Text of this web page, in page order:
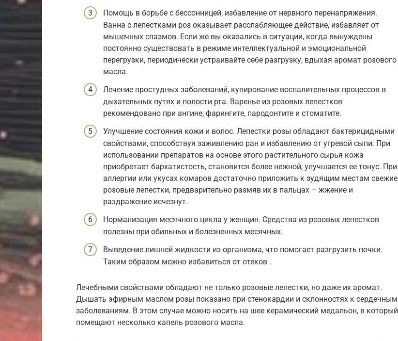
Помощь в борьбе с бессонницей, избавление от нервного перенапряжения.
Ванна с лепестками роз оказывает расслабляющее действие, избавляет от
мышечных спазмов. Если же вы оказались в ситуации, когда вынуждены
постоянно существовать в режиме интеллектуальной и эмоциональной
перегрузки, периодически устраивайте себе разгрузку, вдыхая аромат розового
масла.
Лечение простудных заболеваний, купирование воспалительных процессов в
дыхательных путях и полости рта. Варенье из розовых лепестков
рекомендовано при ангине, фарингите, пародонтите и стоматите.
Улучшение состояния кожи и волос. Лепестки розы обладают бактерицидными
свойствами, способствуя заживлению ран и избавлению от угревой сыпи. При
использовании препаратов на основе этого растительного сырья кожа
приобретает бархатистость, становится более нежной, улучшается ее тонус. При
аллергии или укусах комаров достаточно приложить к зудящим местам свежие
розовые лепестки, предварительно размяв их в пальцах – жжение и
раздражение исчезнут.
Нормализация месячного цикла у женщин. Средства из розовых лепестков
полезны при обильных и болезненных месячных.
Выведение лишней жидкости из организма, что помогает разгрузить почки.
Таким образом можно избавиться от отеков .
Лечебными свойствами обладают не только розовые лепестки, но даже их аромат.
Дышать эфирным маслом розы показано при стенокардии и склонностях к сердечным
заболеваниям. В этом случае можно носить на шее керамический медальон, в который
помещают несколько капель розового масла.